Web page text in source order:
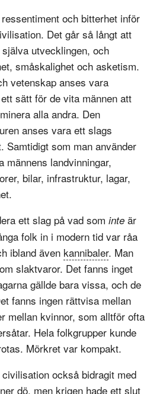
och bitterhet inför
Det går så långt att
utvecklingen, och
småskalighet och asketism.
vetenskap anses vara
sätt för de vita männen att
alla andra. Den
anses vara ett slags
som man använder
männens landvinningar,
bilar, infrastruktur, lagar,
ett slag på vad som inte är
folk in i modern tid var råa
ibland även kannibaler. Man
slaktvaror. Det fanns inget
gällde bara vissa, och de
fanns ingen rättvisa mellan
mellan kvinnor, som alltför ofta
Hela folkgrupper kunde
Mörkret var kompakt.
också bidragit med
dö, men krigen hade ett slut